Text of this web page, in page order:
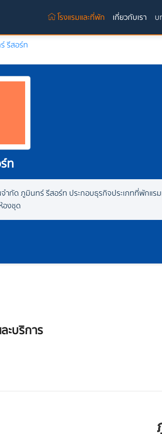
โรงแรมและที่พัก(current)
เกี่ยวกับเรา บ
รีสอร์ท
ท
ำกัด ภูมินทร์ รีสอร์ท ประกอบธุรกิจประเภทที่พักแรม
องชุด
ะบริการ